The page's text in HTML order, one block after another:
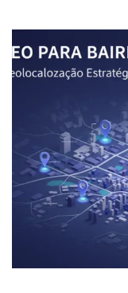
e
s
o
u
s
b
e
n
d
o
e
SEO